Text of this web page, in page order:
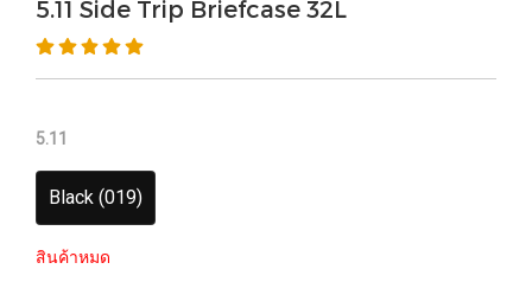
5.11 Side Trip Briefcase 32L
5.11
Black (019)
สินค้าหมด